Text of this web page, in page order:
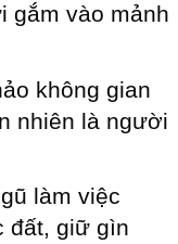
gắm vào mảnh
không gian
nhiên là người
làm việc
đất, giữ gìn